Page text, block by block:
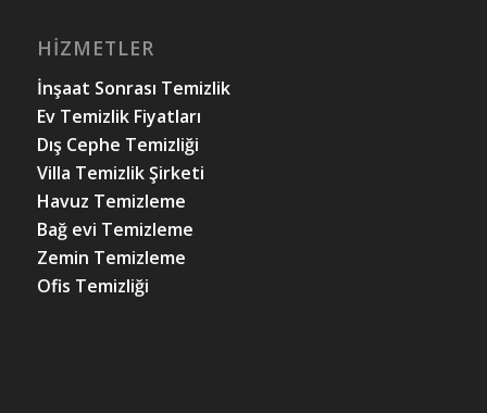
HIZMETLER
İnşaat Sonrası Temizlik
Ev Temizlik Fiyatları
Dış Cephe Temizliği
Villa Temizlik Şirketi
Havuz Temizleme
Bağ evi Temizleme
Zemin Temizleme
Ofis Temizliği